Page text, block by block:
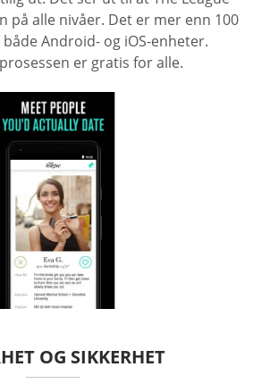
på alle nivåer. Det er mer enn 100
Android- og iOS-enheter.
er gratis for alle.
OG SIKKERHET